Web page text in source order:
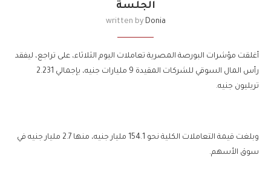
الجلسة
written by Donia
أغلقت مؤشرات البورصة المصرية تعاملات اليوم الثلاثاء، على تراجع، ليفقد
رأس المال السوقي للشركات المقيدة 9 مليارات جنيه، بإجمالي 2.231
تريليون جنيه.
وبلغت قيمة التعاملات الكلية نحو 154.1 مليار جنيه، منها 2.7 مليار جنيه في
سوق الأسهم.